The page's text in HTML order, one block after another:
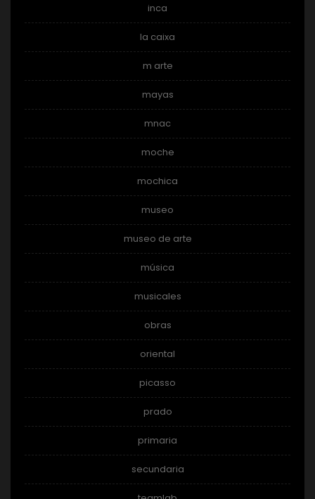
inca
la caixa
m arte
mayas
mnac
moche
mochica
museo
museo de arte
música
musicales
obras
oriental
picasso
prado
primaria
secundaria